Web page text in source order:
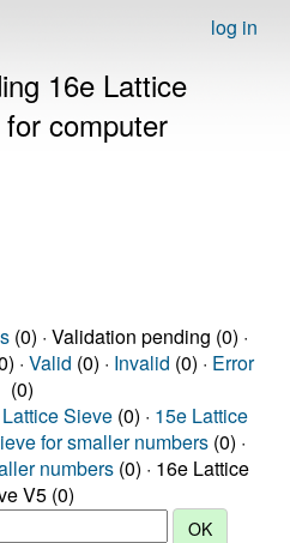
log in
16e Lattice
computer
(0) · Validation pending (0) ·
· Valid (0) · Invalid (0) · Error
(0)
Sieve (0) · 15e Lattice
for smaller numbers (0) ·
numbers (0) · 16e Lattice
V5 (0)